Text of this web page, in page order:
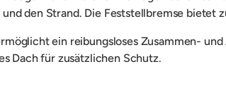
den Strand. Die Feststellbremse
ein reibungsloses Zusammen-
Dach für zusätzlichen Schutz.